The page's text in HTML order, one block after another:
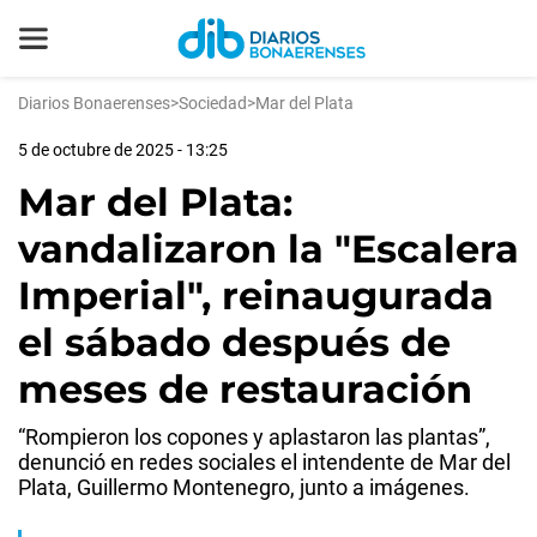
Diarios Bonaerenses>Sociedad>Mar del Plata
5 de octubre de 2025 - 13:25
Mar del Plata:
vandalizaron la "Escalera
Imperial", reinaugurada
el sábado después de
meses de restauración
“Rompieron los copones y aplastaron las plantas”,
denunció en redes sociales el intendente de Mar del
Plata, Guillermo Montenegro, junto a imágenes.